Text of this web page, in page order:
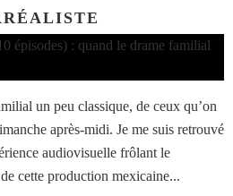
un peu classique, de ceux qu’on
après-midi. Je me suis retrouvé
audiovisuelle frôlant le
cette production mexicaine...